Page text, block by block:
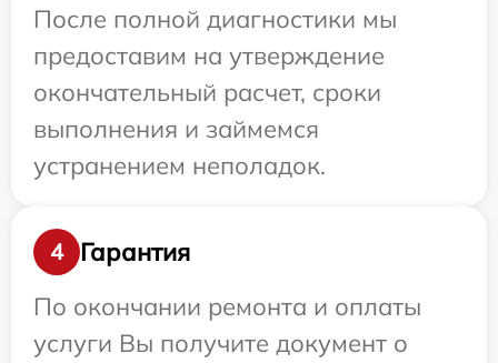
После полной диагностики мы
предоставим на утверждение
окончательный расчет, сроки
выполнения и займемся
устранением неполадок.
4
Гарантия
По окончании ремонта и оплаты
услуги Вы получите документ о